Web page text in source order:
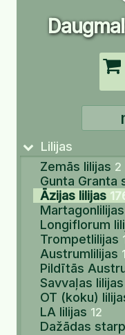
Lilijas
Zemās lilijas 2
Gunta Granta
Āzijas lilijas
Martagonlilijas
Longiflorum
Trompetlilijas
Austrumlilijas
Pildītās
Savvaļas lilijas
OT (koku)
LA lilijas 12
Dažādas